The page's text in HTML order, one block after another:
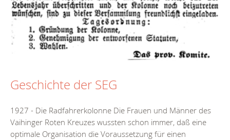
Geschichte der SEG
1927 - Die Radfahrerkolonne Die Frauen und Männer des
Vaihinger Roten Kreuzes wussten schon immer, daß eine
optimale Organisation die Voraussetzung für einen